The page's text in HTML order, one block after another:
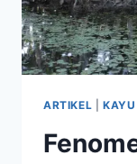
ARTIKEL KAYU